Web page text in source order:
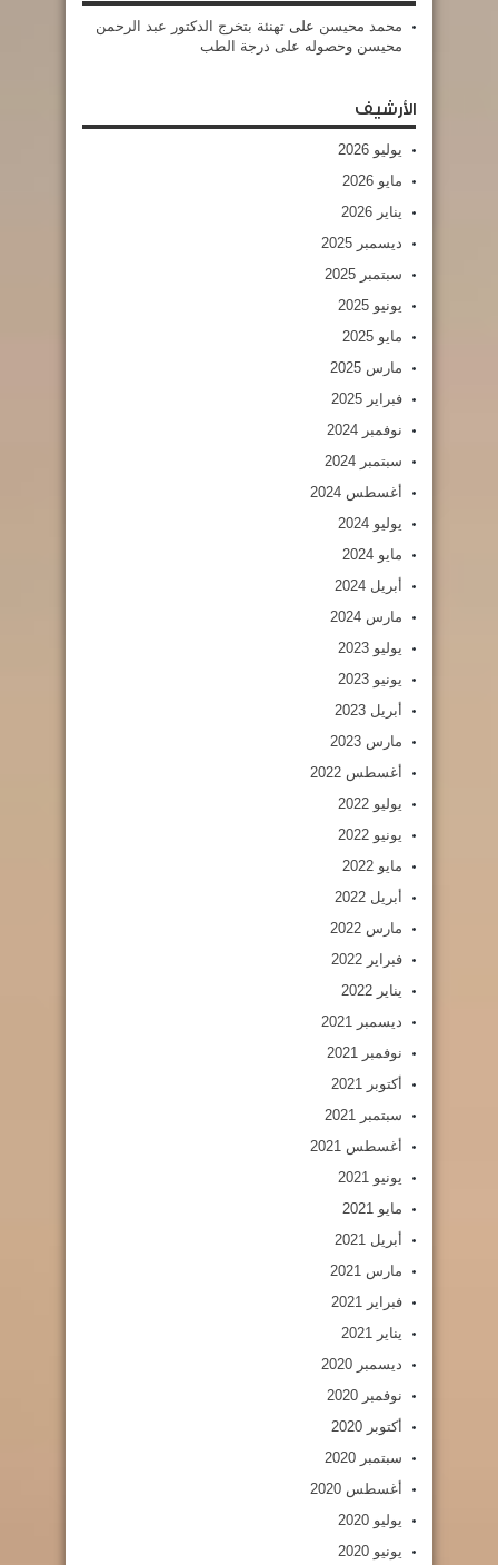
محمد محيسن على تهنئة بتخرج الدكتور عبد الرحمن
محيسن وحصوله على درجة الطب
الأرشيف
يوليو 2026
مايو 2026
يناير 2026
ديسمبر 2025
سبتمبر 2025
يونيو 2025
مايو 2025
مارس 2025
فبراير 2025
نوفمبر 2024
سبتمبر 2024
أغسطس 2024
يوليو 2024
مايو 2024
أبريل 2024
مارس 2024
يوليو 2023
يونيو 2023
أبريل 2023
مارس 2023
أغسطس 2022
يوليو 2022
يونيو 2022
مايو 2022
أبريل 2022
مارس 2022
فبراير 2022
يناير 2022
ديسمبر 2021
نوفمبر 2021
أكتوبر 2021
سبتمبر 2021
أغسطس 2021
يونيو 2021
مايو 2021
أبريل 2021
مارس 2021
فبراير 2021
يناير 2021
ديسمبر 2020
نوفمبر 2020
أكتوبر 2020
سبتمبر 2020
أغسطس 2020
يوليو 2020
يونيو 2020